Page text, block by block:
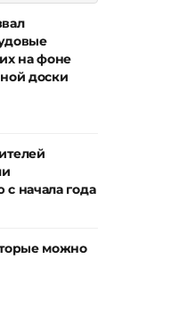
на фоне
доски
начала года
можно